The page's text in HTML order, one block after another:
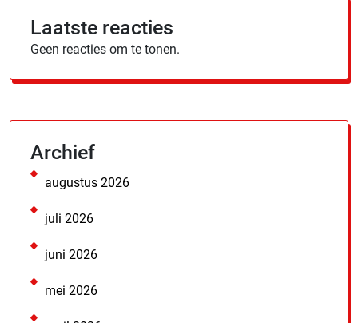
Laatste reacties
Geen reacties om te tonen.
Archief
augustus 2026
juli 2026
juni 2026
mei 2026